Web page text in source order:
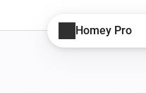
Homey Pro